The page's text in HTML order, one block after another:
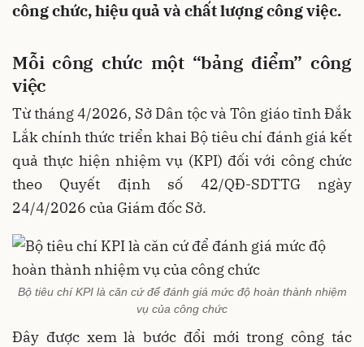
công chức, hiệu quả và chất lượng công việc.
Mỗi công chức một “bảng điểm” công
việc
Từ tháng 4/2026, Sở Dân tộc và Tôn giáo tỉnh Đắk
Lắk chính thức triển khai Bộ tiêu chí đánh giá kết
quả thực hiện nhiệm vụ (KPI) đối với công chức
theo Quyết định số 42/QĐ-SDTTG ngày
24/4/2026 của Giám đốc Sở.
Bộ tiêu chí KPI là căn cứ để đánh giá mức độ hoàn thành nhiệm
vụ của công chức
Đây được xem là bước đổi mới trong công tác